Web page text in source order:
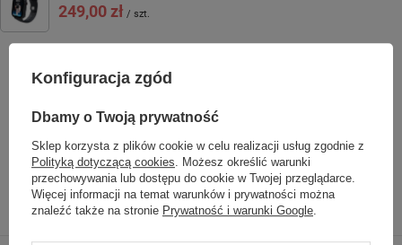
249,00 zł / szt.
SPRAWDŹ TAKŻE
Poprzedni z tej kategorii Następny z tej kategorii
Konfiguracja zgód
Dbamy o Twoją prywatność
Sklep korzysta z plików cookie w celu realizacji usług zgodnie z
Polityką dotyczącą cookies . Możesz określić warunki
przechowywania lub dostępu do cookie w Twojej przeglądarce.
Więcej informacji na temat warunków i prywatności można
znaleźć także na stronie Prywatność i warunki Google